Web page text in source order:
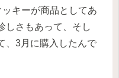
キーが商品としてあ
しさもあって、そし
、3月に購入したんで